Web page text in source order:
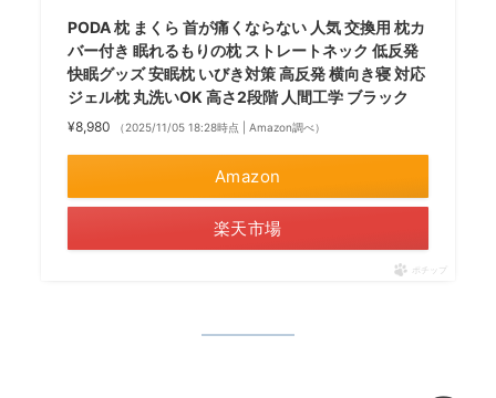
PODA 枕 まくら 首が痛くならない 人気 交換用 枕カ
バー付き 眠れるもりの枕 ストレートネック 低反発
快眠グッズ 安眠枕 いびき対策 高反発 横向き寝 対応
ジェル枕 丸洗いOK 高さ2段階 人間工学 ブラック
¥8,980 （2025/11/05 18:28時点 | Amazon調べ）
Amazon
楽天市場
ポチップ